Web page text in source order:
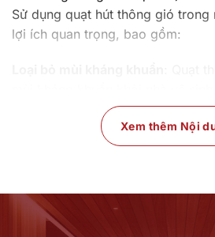
Sử dụng quạt hút thông gió trong
lợi ích quan trọng, bao gồm:
gian thơm tho và dễ chịu hơn
này đặc biệt quan trọng sau khi
cầu. Điều này giúp ngăn ngừng
mốc và vi khuẩn trong phòng tắm.
Xem thêm Nội